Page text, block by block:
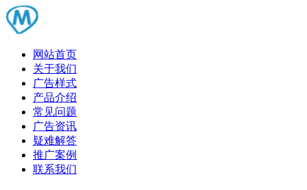
网站首页
关于我们
广告样式
产品介绍
常见问题
广告资讯
疑难解答
推广案例
联系我们